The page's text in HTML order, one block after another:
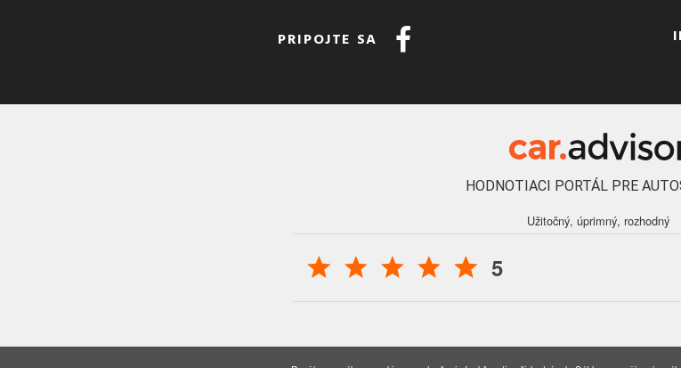
PRIPOJTE SA
HODNOTIACI PORTÁL PRE
Užitočný, úprimný, rozhodný
5